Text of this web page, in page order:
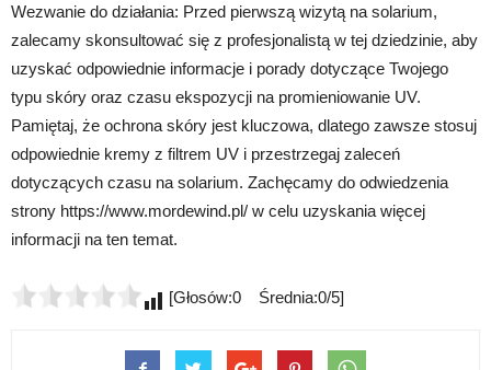
Wezwanie do działania: Przed pierwszą wizytą na solarium,
zalecamy skonsultować się z profesjonalistą w tej dziedzinie, aby
uzyskać odpowiednie informacje i porady dotyczące Twojego
typu skóry oraz czasu ekspozycji na promieniowanie UV.
Pamiętaj, że ochrona skóry jest kluczowa, dlatego zawsze stosuj
odpowiednie kremy z filtrem UV i przestrzegaj zaleceń
dotyczących czasu na solarium. Zachęcamy do odwiedzenia
strony https://www.mordewind.pl/ w celu uzyskania więcej
informacji na ten temat.
[Głosów:0 Średnia:0/5]